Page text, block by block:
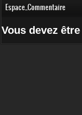
Espace_Commentaire
Vous devez